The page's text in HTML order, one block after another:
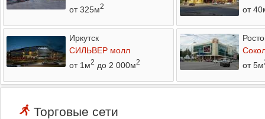
от 325м2
от
Иркутск
СИЛЬВЕР молл
от 1м2 до 2 000м2
от 5м
Торговые сети